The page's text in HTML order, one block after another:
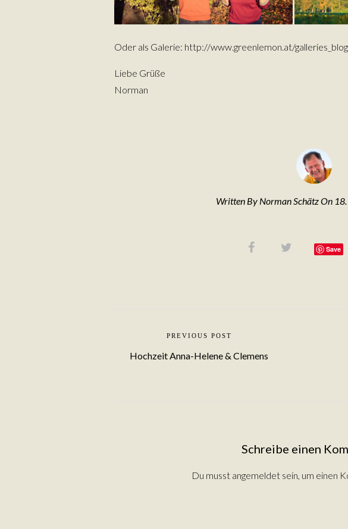
Oder als Galerie: http://www.greenlemon.at/
Liebe Grüße
Norman
Written By Norman Schätz On
Save
PREVIOUS POST
Hochzeit Anna-Helene & Clemens
Schreibe einen
Du musst angemeldet sein, um einen